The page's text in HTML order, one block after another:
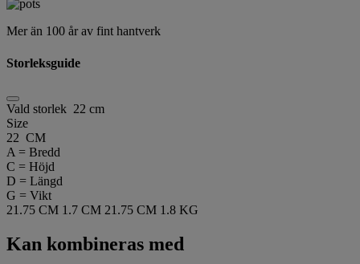
Mer än 100 år av fint hantverk
Storleksguide
Vald storlek 22 cm
Size
22 CM
A = Bredd
C = Höjd
D = Längd
G = Vikt
21.75 CM 1.7 CM 21.75 CM 1.8 KG
Kan kombineras med